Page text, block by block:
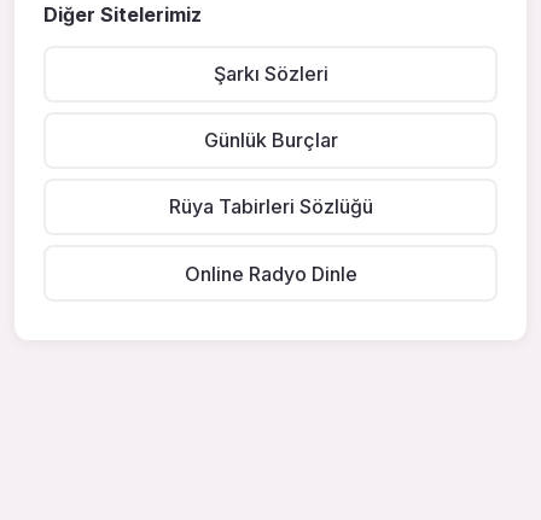
Diğer Sitelerimiz
Şarkı Sözleri
Günlük Burçlar
Rüya Tabirleri Sözlüğü
Online Radyo Dinle